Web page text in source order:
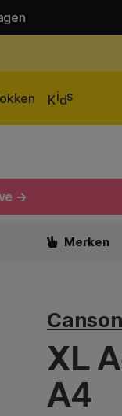
Kids
→
Merken
XL
A4